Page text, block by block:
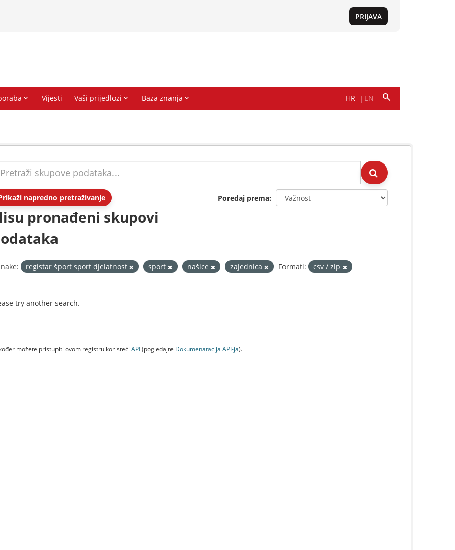
napredno pretraživanje Poredaj prema
pronađeni skupovi
registar šport sport djelatnost sport našice zajednica Formati: csv / zip
try another search.
možete pristupiti ovom registru koristeći API(pogledajte Dokumenаtаcijа API-jа).